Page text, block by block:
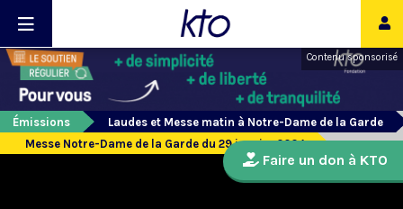
Contenu sponsorisé
Émissions
Laudes et Messe matin à Notre-Dame de la Garde
Messe Notre-Dame de la Garde du 29 janvier 2024
Faire un don à KTO